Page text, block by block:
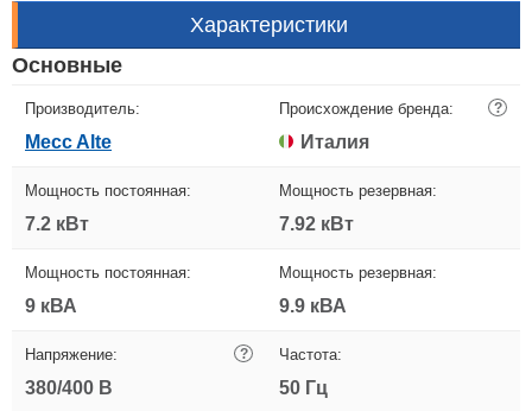
Характеристики
Основные
Производитель:
Mecc Alte
Происхождение бренда: ?
Италия
Мощность постоянная:
7.2 кВт
Мощность резервная:
7.92 кВт
Мощность постоянная:
9 кВА
Мощность резервная:
9.9 кВА
Напряжение: ?
380/400 В
Частота:
50 Гц